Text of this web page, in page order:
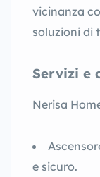
vicinanza
soluzioni di
Servizi e
Nerisa
e sicuro.